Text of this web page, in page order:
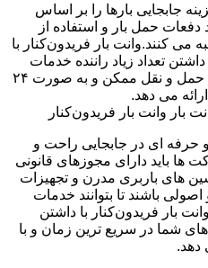
جابجایی بارها را بر اساس
حمل بار و استفاده از
کنند.وانت بار فریدون‌کنار با
تعداد زیاد راننده خدمات
خود را با مناسب ترین تعرفه نرخ حمل و نقل ممکن و به صورت ۲۴
می دهد.
وانت بار فریدون‌کنار
حرفه ای در جابجایی راحت و
باید دارای مجوزهای قانونی
های باربری مدرن و تجهیزات
باشند تا بتوانند خدمات
بار فریدون‌کنار با داشتن
شما در سریع ترین زمان و با
دهد.